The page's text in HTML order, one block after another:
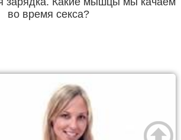
во время секса?